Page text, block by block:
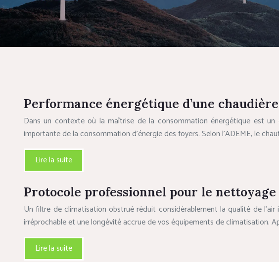
Performance énergétique d’une
Dans un contexte où la maîtrise de la consommation énergétique est
importante de la consommation d’énergie des foyers. Selon l’ADEME, le
Lire la suite
Protocole professionnel pour le
Un filtre de climatisation obstrué réduit considérablement la qualité de
irréprochable et une longévité accrue de vos équipements de climatisation.
Lire la suite